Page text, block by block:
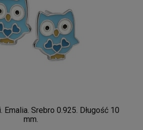
Srebro 0.925. Długość 10
mm.